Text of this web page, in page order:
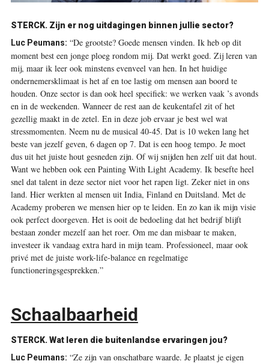
STERCK. Zijn er nog uitdagingen binnen jullie sector?
Luc Peumans: “De grootste? Goede mensen vinden. Ik heb op dit
moment best een jonge ploeg rondom mij. Dat werkt goed. Zij leren van
mij, maar ik leer ook minstens evenveel van hen. In het huidige
ondernemersklimaat is het af en toe lastig om mensen aan boord te
houden. Onze sector is dan ook heel specifiek: we werken vaak ’s avonds
en in de weekenden. Wanneer de rest aan de keukentafel zit of het
gezellig maakt in de zetel. En in deze job ervaar je best wel wat
stressmomenten. Neem nu de musical 40-45. Dat is 10 weken lang het
beste van jezelf geven, 6 dagen op 7. Dat is een hoog tempo. Je moet
dus uit het juiste hout gesneden zijn. Of wij snijden hen zelf uit dat hout.
Want we hebben ook een Painting With Light Academy. Ik besefte heel
snel dat talent in deze sector niet voor het rapen ligt. Zeker niet in ons
land. Hier werkten al mensen uit India, Finland en Duitsland. Met de
Academy proberen we mensen hier op te leiden. En zo kan ik mijn visie
ook perfect doorgeven. Het is ooit de bedoeling dat het bedrijf blijft
bestaan zonder mezelf aan het roer. Om me dan misbaar te maken,
investeer ik vandaag extra hard in mijn team. Professioneel, maar ook
privé met de juiste work-life-balance en regelmatige
functioneringsgesprekken.”
Schaalbaarheid
STERCK.Wat leren die buitenlandse ervaringen jou?
Luc Peumans: “Ze zijn van onschatbare waarde. Je plaatst je eigen